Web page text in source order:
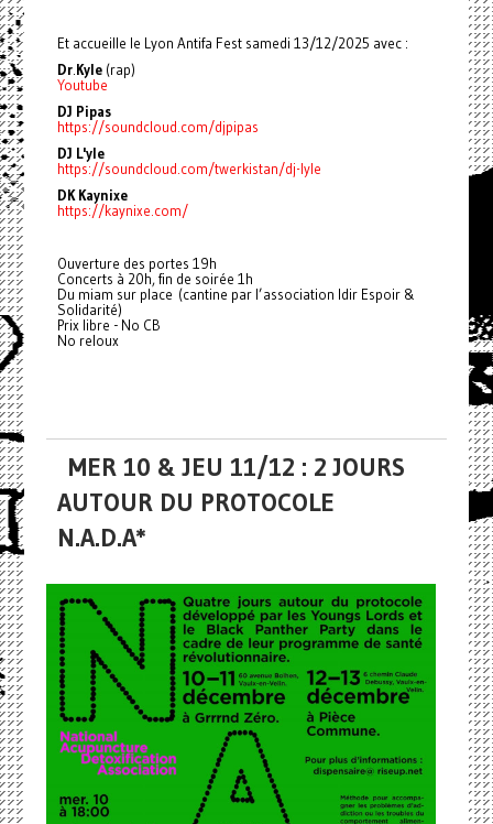
Et accueille le Lyon Antifa Fest samedi 13/12/2025 avec :
Dr. Kyle(rap)
Youtube
DJ Pipas
https://soundcloud.com/djpipas
DJ L'yle
https://soundcloud.com/twerkistan/dj-lyle
DK Kaynixe
https://kaynixe.com/
Ouverture des portes 19h
Concerts à 20h, fin de soirée 1h
Du miam sur place (cantine par l’association Idir Espoir &
Solidarité)
Prix libre - No CB
No reloux
MER 10 & JEU 11/12 : 2 JOURS
AUTOUR DU PROTOCOLE
N.A.D.A*